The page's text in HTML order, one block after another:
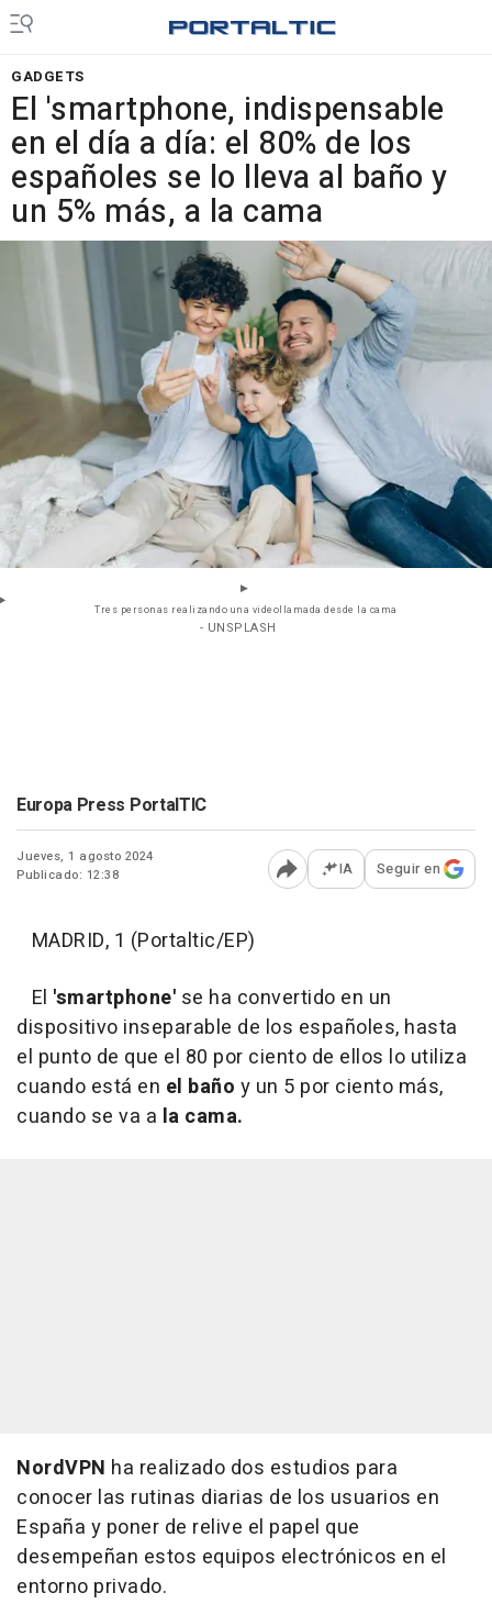
GADGETS
El 'smartphone, indispensable
en el día a día: el 80% de los
españoles se lo lleva al baño y
un 5% más, a la cama
Tres personas realizando una videollamada desde la cama
- UNSPLASH
Europa Press PortalTIC
Jueves, 1 agosto 2024
Publicado: 12:38
Abrir opciones para
IA Seguir en
MADRID, 1 (Portaltic/EP)
El 'smartphone' se ha convertido en un
dispositivo inseparable de los españoles, hasta
el punto de que el 80 por ciento de ellos lo utiliza
cuando está en el baño y un 5 por ciento más,
cuando se va a la cama.
NordVPN ha realizado dos estudios para
conocer las rutinas diarias de los usuarios en
España y poner de relive el papel que
desempeñan estos equipos electrónicos en el
entorno privado.